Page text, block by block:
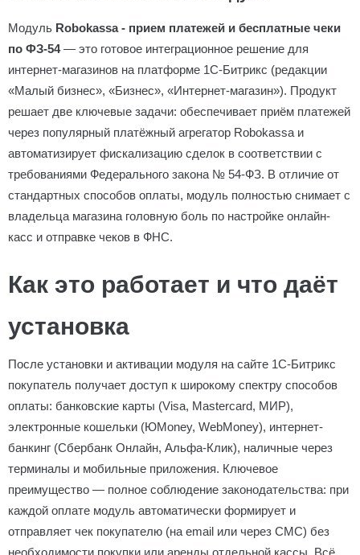
Модуль Robokassa - прием платежей и бесплатные чеки
по ФЗ-54— это готовое интеграционное решение для
интернет-магазинов на платформе 1С-Битрикс (редакции
«Малый бизнес», «Бизнес», «Интернет-магазин»). Продукт
решает две ключевые задачи: обеспечивает приём платежей
через популярный платёжный агрегатор Robokassa и
автоматизирует фискализацию сделок в соответствии с
требованиями Федерального закона № 54-ФЗ. В отличие от
стандартных способов оплаты, модуль полностью снимает с
владельца магазина головную боль по настройке онлайн-
касс и отправке чеков в ФНС.
Как это работает и что даёт
установка
После установки и активации модуля на сайте 1С-Битрикс
покупатель получает доступ к широкому спектру способов
оплаты: банковские карты (Visa, Mastercard, МИР),
электронные кошельки (ЮMoney, WebMoney), интернет-
банкинг (Сбербанк Онлайн, Альфа-Клик), наличные через
терминалы и мобильные приложения. Ключевое
преимущество — полное соблюдение законодательства: при
каждой оплате модуль автоматически формирует и
отправляет чек покупателю (на email или через СМС) без
необходимости покупки или аренды отдельной кассы. Всё